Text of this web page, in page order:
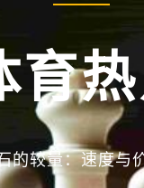
育
的较量：速度与